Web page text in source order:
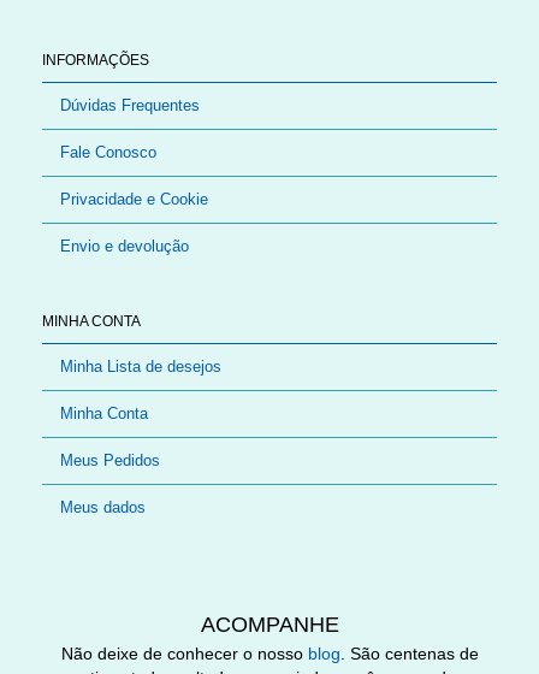
INFORMAÇÕES
Dúvidas Frequentes
Fale Conosco
Privacidade e Cookie
Envio e devolução
MINHA CONTA
Minha Lista de desejos
Minha Conta
Meus Pedidos
Meus dados
ACOMPANHE
Não deixe de conhecer o nosso blog. São centenas de